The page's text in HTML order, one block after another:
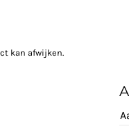
kan afwijken.